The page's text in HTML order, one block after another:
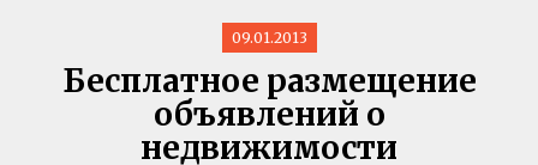
09.01.2013
Бесплатное размещение
объявлений о
недвижимости